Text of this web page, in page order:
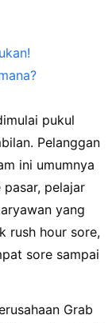
pukul
Pelanggan
ini umumnya
pelajar
yang
rush hour sore,
sore sampai
Grab